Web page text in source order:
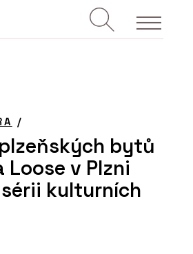
/
bytů
Loose v Plzni
kulturních